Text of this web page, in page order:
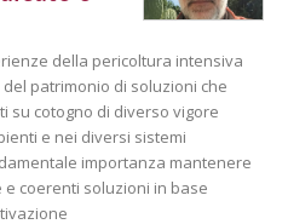
della pericoltura intensiva
patrimonio di soluzioni che
su cotogno di diverso vigore
e nei diversi sistemi
importanza mantenere
coerenti soluzioni in base